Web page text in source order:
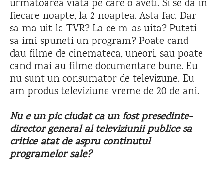
urmatoarea viata pe care o aveti. Si se da in
fiecare noapte, la 2 noaptea. Asta fac. Dar
sa ma uit la TVR? La ce m-as uita? Puteti
sa imi spuneti un program? Poate cand
dau filme de cinemateca, uneori, sau poate
cand mai au filme documentare bune. Eu
nu sunt un consumator de televizune. Eu
am produs televiziune vreme de 20 de ani.
Nu e un pic ciudat ca un fost presedinte-
director general al televiziunii publice sa
critice atat de aspru continutul
programelor sale?